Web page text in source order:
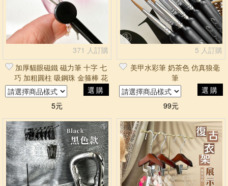
371 人訂購
加厚貓眼磁鐵 磁力筆 十字 七
巧 加粗圓柱 吸鋼珠 金箍棒 花
朵雙頭 矽膠
選購
5元
5 人訂購
美甲水彩筆 奶茶色 仿真狼毫
筆
選購
99元